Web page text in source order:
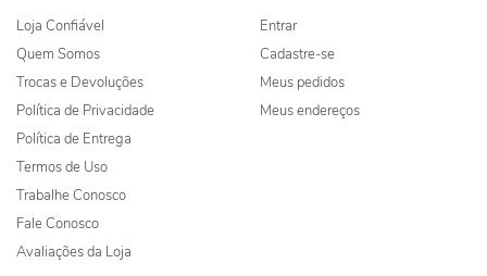
Loja Confiável
Quem Somos
Trocas e Devoluções
Política de Privacidade
Política de Entrega
Termos de Uso
Trabalhe Conosco
Fale Conosco
Avaliações da Loja
Entrar
Cadastre-se
Meus pedidos
Meus endereços